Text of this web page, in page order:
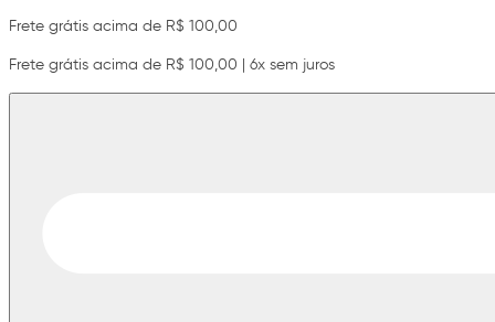
Frete grátis acima de R$ 100,00
Frete grátis acima de R$ 100,00 | 6x sem juros